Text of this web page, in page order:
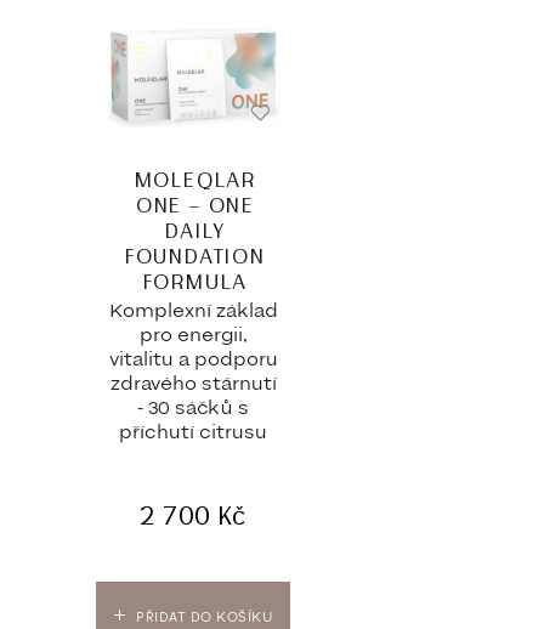
PŘIDAT DO KOŠÍKU
MOLEQLAR
ONE – ONE
DAILY
FOUNDATION
FORMULA
Komplexní základ
pro energii,
vitalitu a podporu
zdravého stárnutí
- 30 sáčků s
příchutí citrusu
2 700 Kč